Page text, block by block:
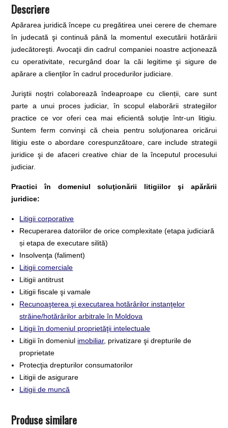
Descriere
Apărarea juridică începe cu pregătirea unei cerere de chemare
în judecată şi continuă până la momentul executării hotărârii
judecătoreşti. Avocaţii din cadrul companiei noastre acţionează
cu operativitate, recurgând doar la căi legitime şi sigure de
apărare a clienţilor în cadrul procedurilor judiciare.
Juriştii noştri colaborează îndeaproape cu clienții, care sunt
parte a unui proces judiciar, în scopul elaborării strategiilor
practice ce vor oferi cea mai eficientă soluţie într-un litigiu.
Suntem ferm convinşi că cheia pentru soluţionarea oricărui
litigiu este o abordare corespunzătoare, care include strategii
juridice şi de afaceri creative chiar de la începutul procesului
judiciar.
Practici în domeniul soluţionării litigiilor şi apărării
juridice:
Litigii corporative
Recuperarea datoriilor de orice complexitate (etapa judiciară
și etapa de executare silită)
Insolvenţa (faliment)
Litigii comerciale
Litigii antitrust
Litigii fiscale şi vamale
Recunoaşterea şi executarea hotărârilor instanţelor
străine/hotărârilor arbitrale în Moldova
Litigii în domeniul proprietăţii intelectuale
Litigii în domeniul imobiliar, privatizare şi drepturile de
proprietate
Protecţia drepturilor consumatorilor
Litigii de asigurare
Litigii de muncă
Produse similare